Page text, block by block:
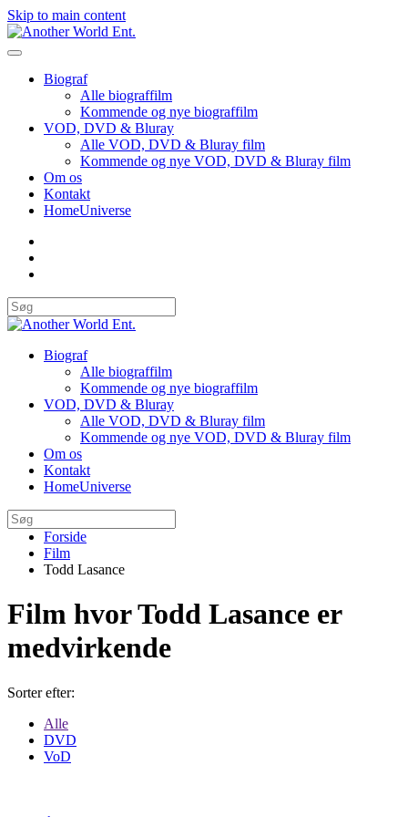
Skip to main content
Biograf
Alle biograffilm
Kommende og nye biograffilm
VOD, DVD & Bluray
Alle VOD, DVD & Bluray film
Kommende og nye VOD, DVD & Bluray film
Om os
Kontakt
HomeUniverse
Biograf
Alle biograffilm
Kommende og nye biograffilm
VOD, DVD & Bluray
Alle VOD, DVD & Bluray film
Kommende og nye VOD, DVD & Bluray film
Om os
Kontakt
HomeUniverse
Forside
Film
Todd Lasance
Film hvor Todd Lasance er
medvirkende
Sorter efter:
Alle
DVD
VoD